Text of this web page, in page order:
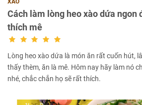
XÀO
Cách làm lòng heo xào dứa ngon
thích mê
Lòng heo xào dứa là món ăn rất cuốn hút,
thấy thèm, ăn là mê. Hôm nay hãy làm nó
nhé, chắc chắn họ sẽ rất thích.